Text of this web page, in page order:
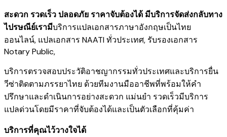
สะดวก รวดเร็ว ปลอดภัย ราคาจับต้องได้ มีบริการจัดส่งกลับทาง
ไปรษณีย์เรามีบริการแปลเอกสารภาษาอังกฤษเป็นไทย
ออนไลน์, แปลเอกสาร NAATI ​ทั่วประเทศ, รับรองเอกสาร
Notary Public,
บริการตรวจสอบประวัติอาชญากรรม​ทั่วประเทศและบริการยื่น
วีซ่าติดตามภรรยาไทย ด้วยทีมงานมืออาชีพที่พร้อมให้คำ
ปรึกษาและดำเนินการอย่างสะดวก แม่นยำ รวดเร็วมีบริการ
แปลด่วนโดยมีราคาที่จับต้องได้และเป็นตัวเลือกที่คุ้มค่า
บริการที่คุณไว้วางใจได้